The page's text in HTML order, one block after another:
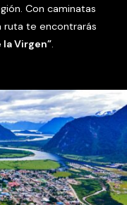
Con caminatas
ruta te encontrarás
la Virgen”.